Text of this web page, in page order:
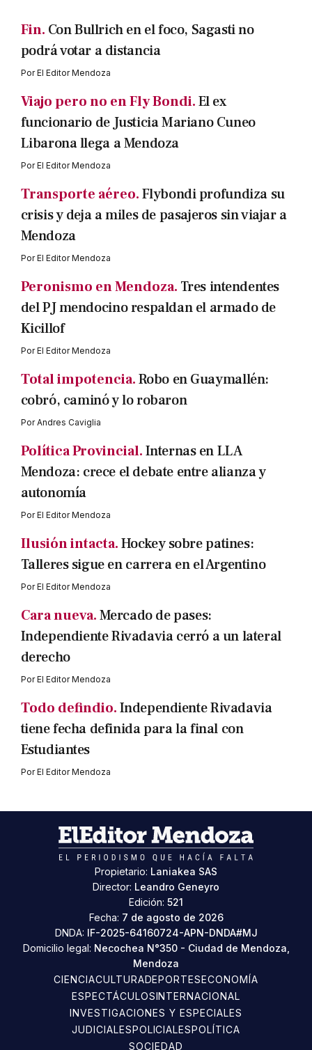
Fin. Con Bullrich en el foco, Sagasti no
podrá votar a distancia
PorEl Editor Mendoza
Viajo pero no en Fly Bondi.El ex
funcionario de Justicia Mariano Cuneo
Libarona llega a Mendoza
PorEl Editor Mendoza
Transporte aéreo.Flybondi profundiza su
crisis y deja a miles de pasajeros sin viajar a
Mendoza
PorEl Editor Mendoza
Peronismo en Mendoza. Tres intendentes
del PJ mendocino respaldan el armado de
Kicillof
PorEl Editor Mendoza
Total impotencia.Robo en Guaymallén:
cobró, caminó y lo robaron
PorAndres Caviglia
Política Provincial.Internas en LLA
Mendoza: crece el debate entre alianza y
autonomía
PorEl Editor Mendoza
Ilusión intacta.Hockey sobre patines:
Talleres sigue en carrera en el Argentino
PorEl Editor Mendoza
Cara nueva.Mercado de pases:
Independiente Rivadavia cerró a un lateral
derecho
PorEl Editor Mendoza
Todo defindio.Independiente Rivadavia
tiene fecha definida para la final con
Estudiantes
PorEl Editor Mendoza
Propietario: Laniakea SAS
Director: Leandro Geneyro
Edición: 521
Fecha: 7 de agosto de 2026
DNDA: IF-2025-64160724-APN-DNDA#MJ
Domicilio legal: Necochea N°350 - Ciudad de Mendoza,
Mendoza
CIENCIACULTURADEPORTESECONOMÍA
ESPECTÁCULOSINTERNACIONAL
INVESTIGACIONES Y ESPECIALES
JUDICIALESPOLICIALESPOLÍTICA
SOCIEDAD